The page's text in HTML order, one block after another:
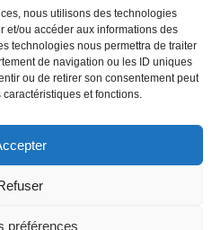
nous utilisons des technologies
et/ou accéder aux informations des
technologies nous permettra de traiter
de navigation ou les ID uniques
ou de retirer son consentement peut
et fonctions.
préférences